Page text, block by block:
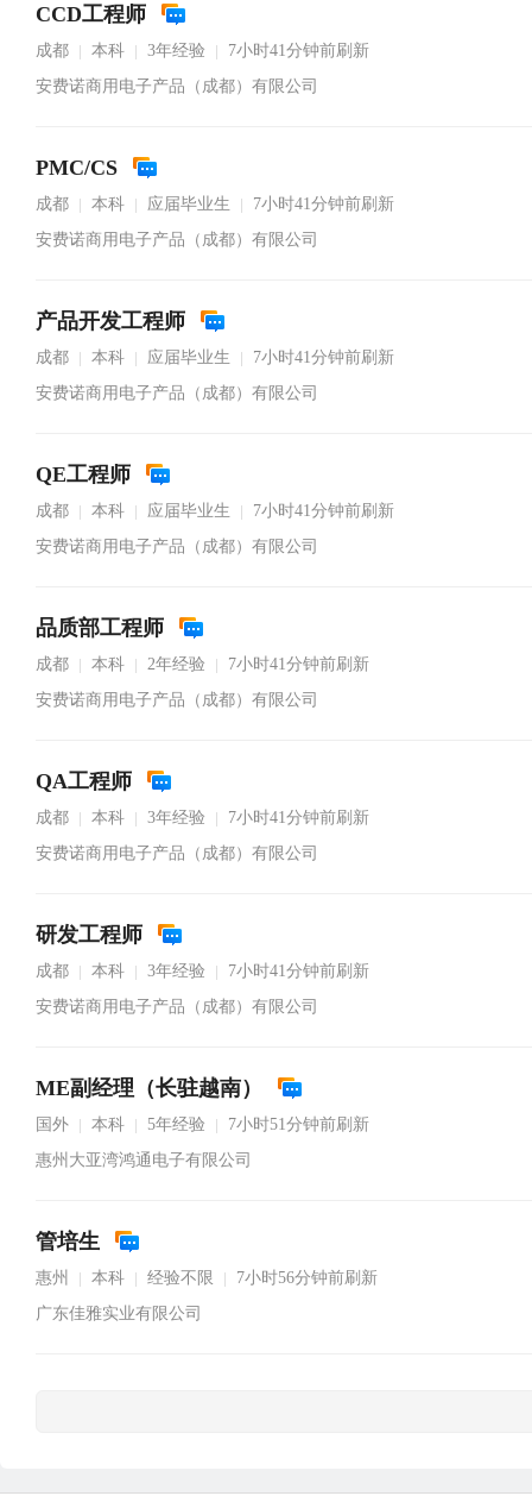
CCD工程师
成都 本科 3年经验
7小时41分钟前刷新
安费诺商用电子产品（成都）有限公司
PMC/CS
成都 本科 应届毕业生
7小时41分钟前刷新
安费诺商用电子产品（成都）有限公司
产品开发工程师
成都 本科 应届毕业生
7小时41分钟前刷新
安费诺商用电子产品（成都）有限公司
QE工程师
成都 本科 应届毕业生
7小时41分钟前刷新
安费诺商用电子产品（成都）有限公司
品质部工程师
成都 本科 2年经验
7小时41分钟前刷新
安费诺商用电子产品（成都）有限公司
QA工程师
成都 本科 3年经验
7小时41分钟前刷新
安费诺商用电子产品（成都）有限公司
研发工程师
成都 本科 3年经验
7小时41分钟前刷新
安费诺商用电子产品（成都）有限公司
ME副经理（长驻越南）
国外 本科 5年经验
7小时51分钟前刷新
惠州大亚湾鸿通电子有限公司
管培生
惠州 本科 经验不限
7小时56分钟前刷新
广东佳雅实业有限公司